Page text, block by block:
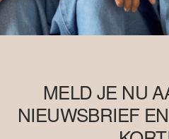
MELD JE NU
NIEUWSBRIEF